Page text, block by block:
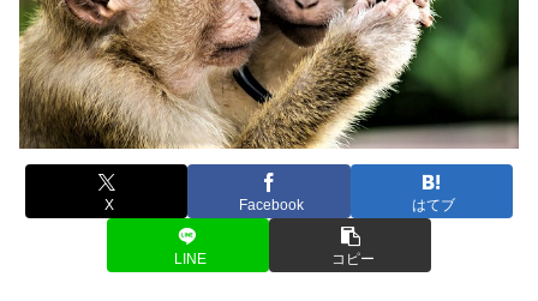
X Facebook はてブ
LINE コピー